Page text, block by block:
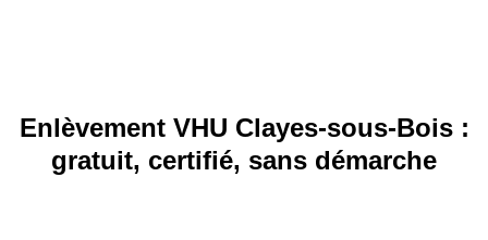
Enlèvement VHU Clayes-sous-Bois :
gratuit, certifié, sans démarche